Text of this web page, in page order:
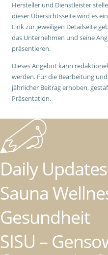
Hersteller und Dienstleister
dieser Übersichtsseite wird es
Link zur jeweiligen Detailseite
das Unternehmen und seine
präsentieren.
Dieses Angebot kann
werden. Für die Bearbeitung
jährlicher Beitrag erhoben,
Präsentation.
Daily
Sauna
Gesundheit
SISU –